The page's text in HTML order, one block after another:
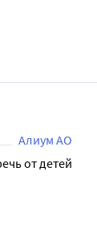
Алиум АО
от детей